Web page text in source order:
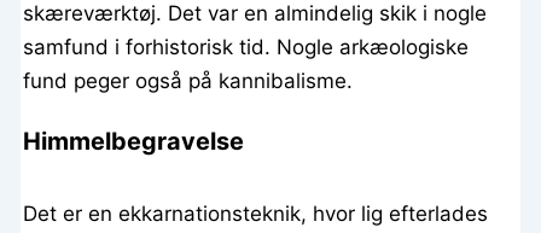
skæreværktøj. Det var en almindelig skik i nogle
samfund i forhistorisk tid. Nogle arkæologiske
fund peger også på kannibalisme.
Himmelbegravelse
Det er en ekkarnationsteknik, hvor lig efterlades